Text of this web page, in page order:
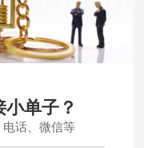
单子？
话、微信等